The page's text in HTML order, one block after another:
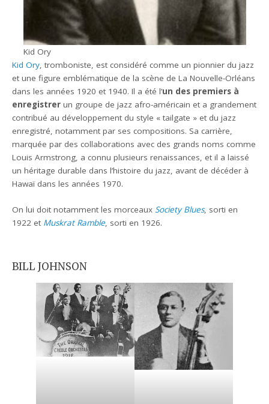
Kid Ory
Kid Ory, tromboniste, est considéré comme un pionnier du jazz
et une figure emblématique de la scène de La Nouvelle-Orléans
dans les années 1920 et 1940. Il a été l’un des premiers à
enregistrer un groupe de jazz afro-américain et a grandement
contribué au développement du style « tailgate » et du jazz
enregistré, notamment par ses compositions. Sa carrière,
marquée par des collaborations avec des grands noms comme
Louis Armstrong, a connu plusieurs renaissances, et il a laissé
un héritage durable dans l’histoire du jazz, avant de décéder à
Hawaï dans les années 1970.
On lui doit notamment les morceauxSociety Blues, sorti en
1922 et Muskrat Ramble, sorti en 1926.
BILL JOHNSON